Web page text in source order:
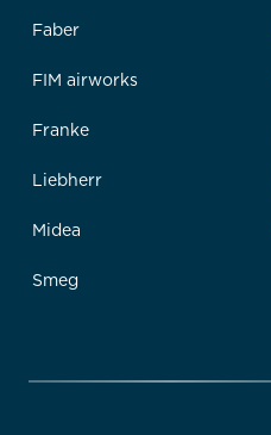
Faber
FIM airworks
Franke
Liebherr
Midea
Smeg